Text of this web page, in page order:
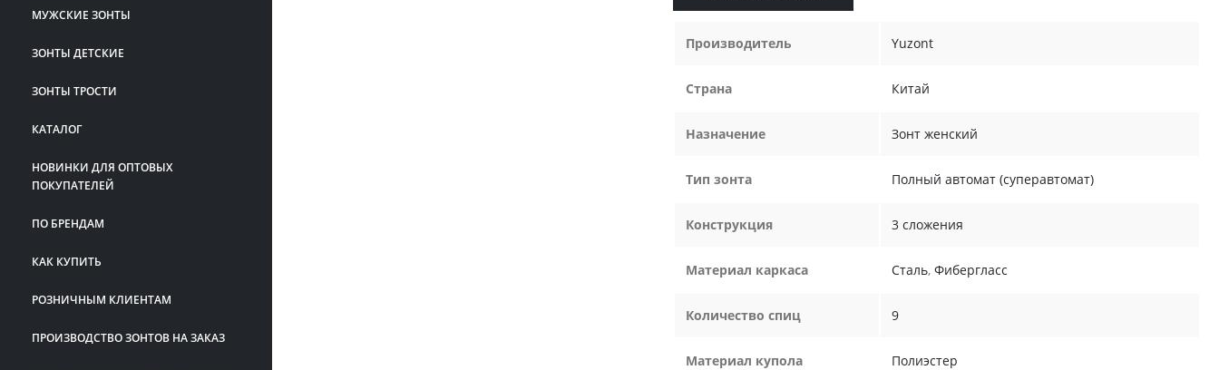
МУЖСКИЕ ЗОНТЫ
ЗОНТЫ ДЕТСКИЕ
ЗОНТЫ ТРОСТИ
КАТАЛОГ
НОВИНКИ ДЛЯ ОПТОВЫХ
ПОКУПАТЕЛЕЙ
ПО БРЕНДАМ
КАК КУПИТЬ
РОЗНИЧНЫМ КЛИЕНТАМ
ПРОИЗВОДСТВО ЗОНТОВ НА ЗАКАЗ
Производитель Yuzont
Страна Китай
Назначение Зонт женский
Тип зонта Полный автомат (суперавтомат)
Конструкция 3 сложения
Материал каркаса Сталь, Фибергласс
Количество спиц 9
Материал купола Полиэстер